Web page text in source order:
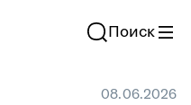
Поиск
08.06.2026